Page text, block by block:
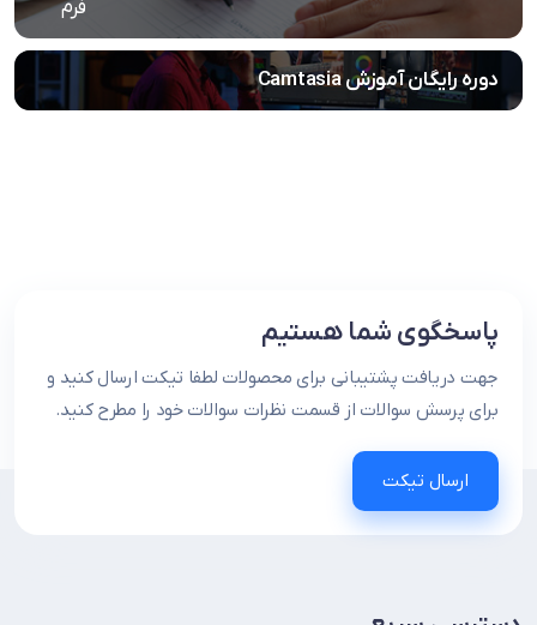
دوره رایگان آموزش Camtasia
پاسخگوی شما هستیم
جهت دریافت پشتیبانی برای محصولات لطفا تیکت ارسال کنید و
برای پرسش سوالات از قسمت نظرات سوالات خود را مطرح کنید.
ارسال تیکت